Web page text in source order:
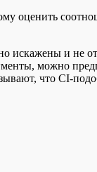
оценить
искажены и
можно
что CI-